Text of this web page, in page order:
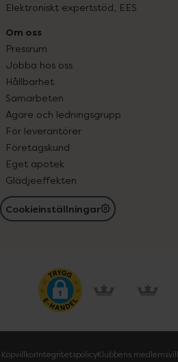
Elektroniskt expertstöd, EES
Om oss
Pressrum
Jobba hos oss
Hållbarhet
Samarbeten
Ägare och ledningsgrupp
För leverantörer
Företagskund
Eget apotek
Glädjeeffekten
Cookieinställningar
KöpvillkorIntegritetspolicyKlubbens